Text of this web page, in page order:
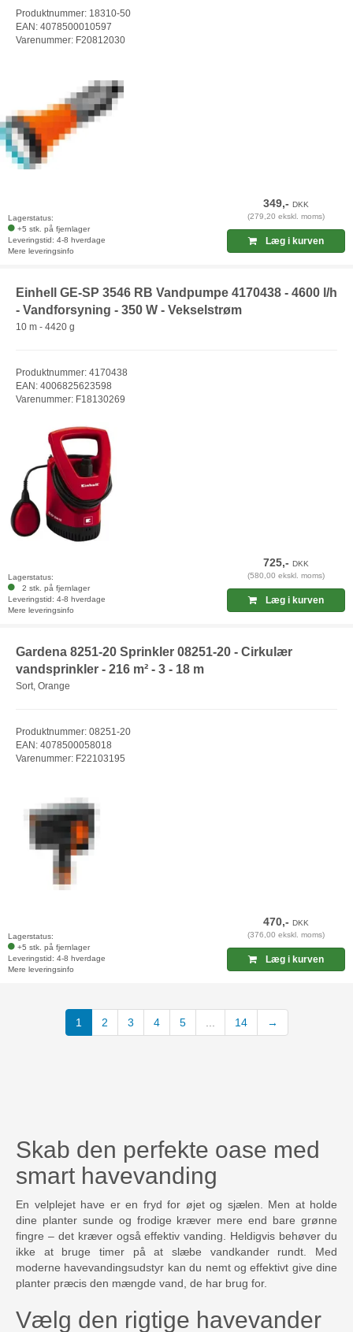
Produktnummer: 18310-50
EAN: 4078500010597
Varenummer: F20812030
Lagerstatus:
+5 stk. på fjernlager
Leveringstid: 4-8 hverdage
Mere leveringsinfo
349,-DKK
(279,20 ekskl. moms)
Læg i kurven
Einhell GE-SP 3546 RB Vandpumpe 4170438 - 4600 l/h
- Vandforsyning - 350 W - Vekselstrøm
10 m - 4420 g
Produktnummer: 4170438
EAN: 4006825623598
Varenummer: F18130269
Lagerstatus:
2 stk. på fjernlager
Leveringstid: 4-8 hverdage
Mere leveringsinfo
725,-DKK
(580,00 ekskl. moms)
Læg i kurven
Gardena 8251-20 Sprinkler 08251-20 - Cirkulær
vandsprinkler - 216 m² - 3 - 18 m
Sort, Orange
Produktnummer: 08251-20
EAN: 4078500058018
Varenummer: F22103195
Lagerstatus:
+5 stk. på fjernlager
Leveringstid: 4-8 hverdage
Mere leveringsinfo
470,-DKK
(376,00 ekskl. moms)
Læg i kurven
1 (current)
2 3 4 5 ... 14 →
Skab den perfekte oase med
smart havevanding
En velplejet have er en fryd for øjet og sjælen. Men at holde
dine planter sunde og frodige kræver mere end bare grønne
fingre – det kræver også effektiv vanding. Heldigvis behøver du
ikke at bruge timer på at slæbe vandkander rundt. Med
moderne havevandingsudstyr kan du nemt og effektivt give dine
planter præcis den mængde vand, de har brug for.
Vælg den rigtige havevander